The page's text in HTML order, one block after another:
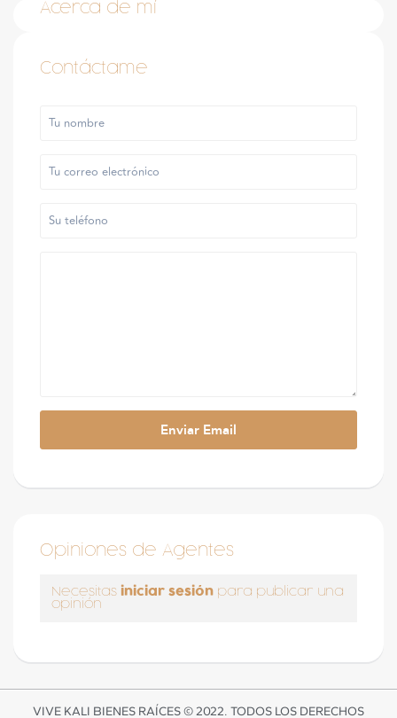
Acerca de mí
Contáctame
Opiniones de Agentes
Necesitas iniciar sesión para publicar una
opinión
VIVE KALI BIENES RAÍCES © 2022. TODOS LOS DERECHOS